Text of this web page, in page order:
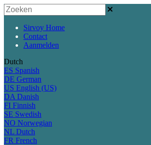
Sirvoy Home
Contact
Aanmelden
Dutch
ES Spanish
DE German
US English (US)
DA Danish
FI Finnish
SE Swedish
NO Norwegian
NL Dutch
FR French